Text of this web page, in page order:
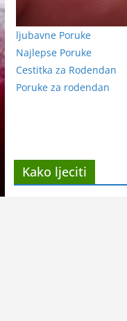
ljubavne Poruke
Najlepse Poruke
Cestitka za Rodendan
Poruke za rodendan
Kako ljeciti